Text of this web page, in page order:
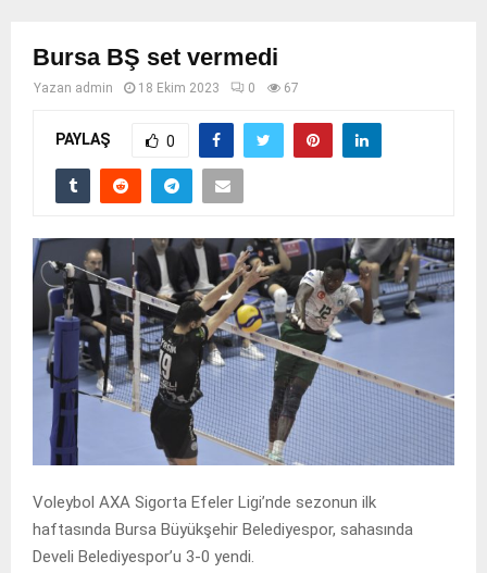
Bursa BŞ set vermedi
Yazan admin 18 Ekim 2023 0 67
PAYLAŞ 0
Voleybol AXA Sigorta Efeler Ligi’nde sezonun ilk
haftasında Bursa Büyükşehir Belediyespor, sahasında
Develi Belediyespor’u 3-0 yendi.